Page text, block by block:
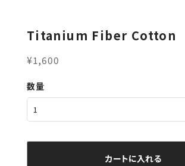
Titanium Fiber Cotton
¥1,600
数量
カートに入れる